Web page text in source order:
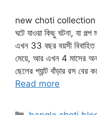
new choti collection
ঘটে যাওয়া কিছু ঘটনা, যা
এখন 33 বছর বয়সী
মেয়ে, আর এখন 4 মাসের
ছেলের প্যান্ট বাঁড়ার রস বের
Read more
Categories